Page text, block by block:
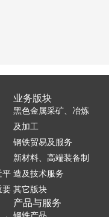
平
要
业务版块
黑色金属采矿、冶炼
及加工
钢铁贸易及服务
新材料、高端装备制
造及技术服务
其它版块
产品与服务